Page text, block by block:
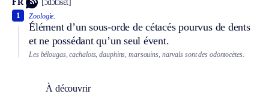
FR [ɔdɔ̃tɔsɛt]
Zoologie.
Élément d’un sous-orde de cétacés pourvus de dents
et ne possédant qu’un seul évent.
1
Les bélougas, cachalots, dauphins, marsouins, narvals sont des odontocètes.
À découvrir